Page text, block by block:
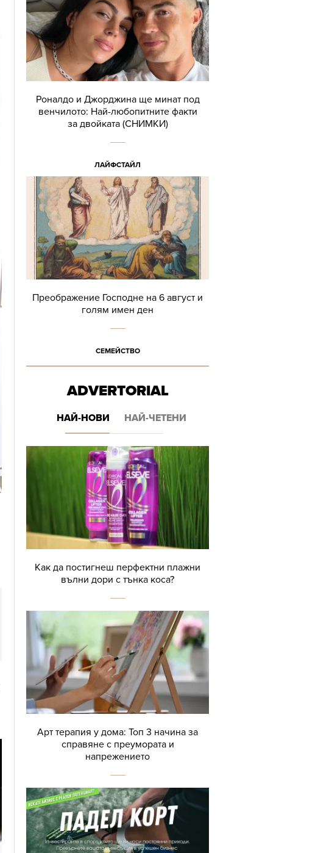
Роналдо и Джорджина ще минат под
венчилото: Най-любопитните факти
за двойката (СНИМКИ)
ЛАЙФСТАЙЛ
Преображение Господне на 6 август и
голям имен ден
СЕМЕЙСТВО
ADVERTORIAL
НАЙ-НОВИ НАЙ-ЧЕТЕНИ
Как да постигнеш перфектни плажни
вълни дори с тънка коса?
Арт терапия у дома: Топ 3 начина за
справяне с преумората и
напрежението